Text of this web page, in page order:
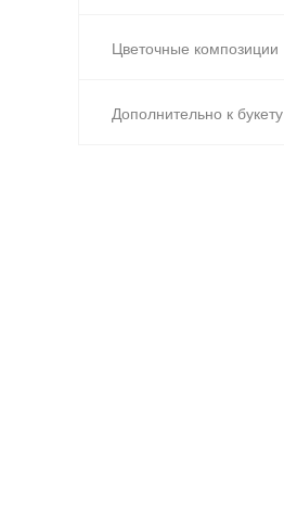
Цветочные композиции
Дополнительно к букету